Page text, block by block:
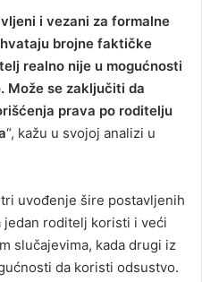
i vezani za formalne
brojne faktičke
realno nije u mogućnosti
Može se zaključiti da
prava po roditelju
“, kažu u svojoj analizi u
uvođenje šire postavljenih
jedan roditelj koristi i veći
slučajevima, kada drugi iz
da koristi odsustvo.